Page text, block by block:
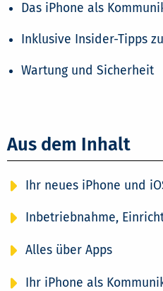
Das iPhone als
Inklusive Insider-Tipps
Wartung und Sicherheit
Aus dem Inhalt
Ihr neues iPhone und
Inbetriebnahme,
Alles über Apps
Ihr iPhone als